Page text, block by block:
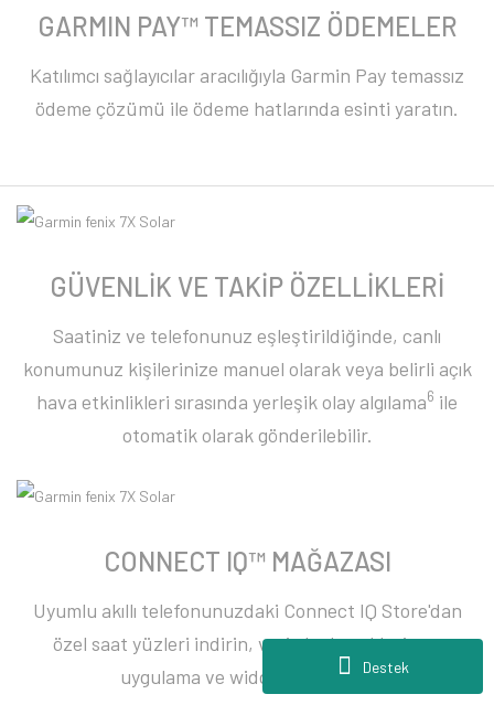
Destek
GARMIN PAY™ TEMASSIZ ÖDEMELER
Katılımcı sağlayıcılar aracılığıyla Garmin Pay temassız
ödeme çözümü ile ödeme hatlarında esinti yaratın.
GÜVENLİK VE TAKİP ÖZELLİKLERİ
Saatiniz ve telefonunuz eşleştirildiğinde, canlı
konumunuz kişilerinize manuel olarak veya belirli açık
hava etkinlikleri sırasında yerleşik olay algılama6 ile
otomatik olarak gönderilebilir.
CONNECT IQ™ MAĞAZASI
Uyumlu akıllı telefonunuzdaki Connect IQ Store'dan
özel saat yüzleri indirin, veri alanları ekleyin ve
uygulama ve widget'lar edinin.